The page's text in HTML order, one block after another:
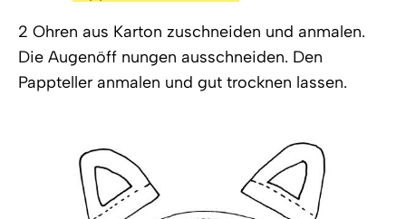
2 Ohren aus Karton zuschneiden und anmalen.
Die Augenöff nungen ausschneiden. Den
Pappteller anmalen und gut trocknen lassen.